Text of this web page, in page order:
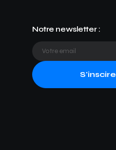
Notre newsletter :
S'inscire